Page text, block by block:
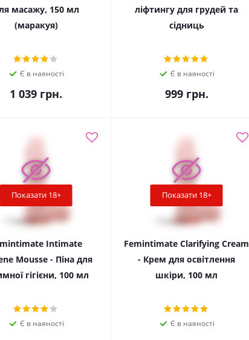
масажу, 150 мл
(маракуя)
Є в наяності
1 039 грн.
ліфтингу для грудей та
сідниць
Є в наяності
999грн.
Показати 18+
Intimate
Mousse - Піна для
гігієни, 100 мл
Є в наяності
Показати 18+
Femintimate Clarifying Cream
- Крем для освітлення
шкіри, 100 мл
Є в наяності